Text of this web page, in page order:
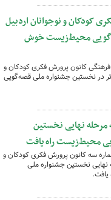
کودکان و نوجوانان اردبیل
محیط‌زیست خوش
فرهنگی کانون پرورش فکری کودکان و
در نخستین جشنواره ملی قصه‌گویی
مرحله نهایی نخستین
محیط‌زیست راه یافت
سه کانون پرورش فکری کودکان و
نهایی نخستین جشنواره ملی